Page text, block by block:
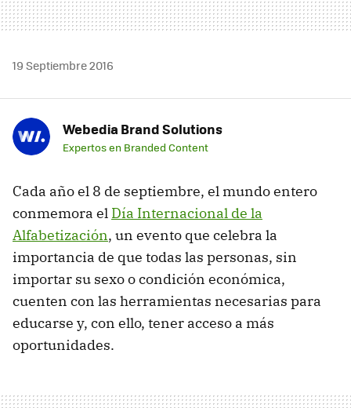
19 Septiembre 2016
Webedia Brand Solutions
Expertos en Branded Content
Cada año el 8 de septiembre, el mundo entero
conmemora el Día Internacional de la
Alfabetización, un evento que celebra la
importancia de que todas las personas, sin
importar su sexo o condición económica,
cuenten con las herramientas necesarias para
educarse y, con ello, tener acceso a más
oportunidades.